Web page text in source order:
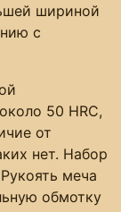
шириной
с
50 HRC,
от
нет. Набор
меча
обмотку